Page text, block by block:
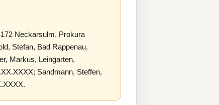
Neckarsulm. Prokura
Stefan, Bad Rappenau,
Markus, Leingarten,
Sandmann, Steffen,